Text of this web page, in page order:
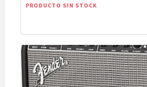
PRODUCTO SIN STOCK